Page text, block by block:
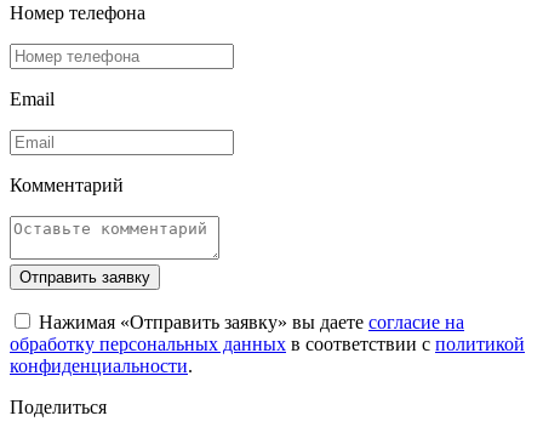
Номер телефона
Email
Комментарий
Отправить заявку
Нажимая «Отправить заявку» вы даете согласие на
обработку персональных данных в соответствии с политикой
конфиденциальности.
Поделиться